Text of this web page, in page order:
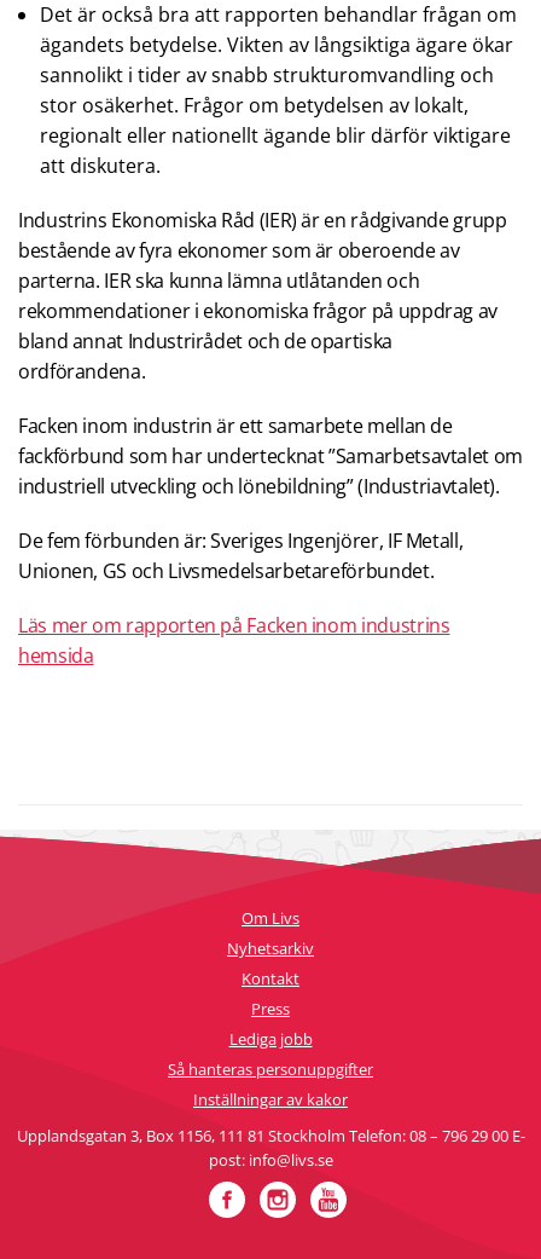
Det är också bra att rapporten behandlar frågan om
ägandets betydelse. Vikten av långsiktiga ägare ökar
sannolikt i tider av snabb strukturomvandling och
stor osäkerhet. Frågor om betydelsen av lokalt,
regionalt eller nationellt ägande blir därför viktigare
att diskutera.
Industrins Ekonomiska Råd (IER) är en rådgivande grupp
bestående av fyra ekonomer som är oberoende av
parterna. IER ska kunna lämna utlåtanden och
rekommendationer i ekonomiska frågor på uppdrag av
bland annat Industrirådet och de opartiska
ordförandena.
Facken inom industrin är ett samarbete mellan de
fackförbund som har undertecknat ”Samarbetsavtalet om
industriell utveckling och lönebildning” (Industriavtalet).
De fem förbunden är: Sveriges Ingenjörer, IF Metall,
Unionen, GS och Livsmedelsarbetareförbundet.
Läs mer om rapporten på Facken inom industrins
hemsida
Om Livs
Nyhetsarkiv
Kontakt
Press
Lediga jobb
Så hanteras personuppgifter
Inställningar av kakor
Upplandsgatan 3, Box 1156, 111 81 Stockholm Telefon: 08 – 796 29 00 E-
post: info@livs.se
FacebookInstagram